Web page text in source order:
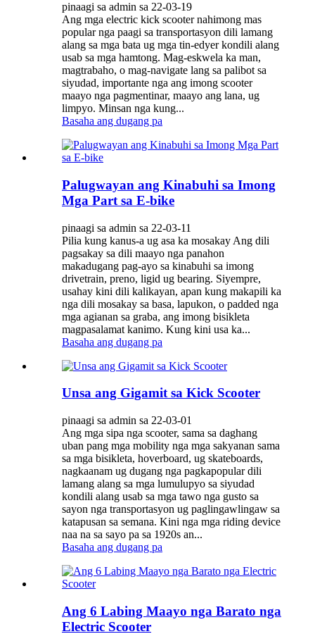
pinaagi sa admin sa 22-03-19
Ang mga electric kick scooter nahimong mas
popular nga paagi sa transportasyon dili lamang
alang sa mga bata ug mga tin-edyer kondili alang
usab sa mga hamtong. Mag-eskwela ka man,
magtrabaho, o mag-navigate lang sa palibot sa
siyudad, importante nga ang imong scooter
maayo nga pagmentinar, maayo ang lana, ug
limpyo. Minsan nga kung...
Basaha ang dugang pa
Palugwayan ang Kinabuhi sa Imong
Mga Part sa E-bike
pinaagi sa admin sa 22-03-11
Pilia kung kanus-a ug asa ka mosakay Ang dili
pagsakay sa dili maayo nga panahon
makadugang pag-ayo sa kinabuhi sa imong
drivetrain, preno, ligid ug bearing. Siyempre,
usahay kini dili kalikayan, apan kung makapili ka
nga dili mosakay sa basa, lapukon, o padded nga
mga agianan sa graba, ang imong bisikleta
magpasalamat kanimo. Kung kini usa ka...
Basaha ang dugang pa
Unsa ang Gigamit sa Kick Scooter
pinaagi sa admin sa 22-03-01
Ang mga sipa nga scooter, sama sa daghang
uban pang mga mobility nga mga sakyanan sama
sa mga bisikleta, hoverboard, ug skateboards,
nagkaanam ug dugang nga pagkapopular dili
lamang alang sa mga lumulupyo sa siyudad
kondili alang usab sa mga tawo nga gusto sa
sayon ​​nga transportasyon ug paglingawlingaw sa
katapusan sa semana. Kini nga mga riding device
naa na sa sayo pa sa 1920s an...
Basaha ang dugang pa
Ang 6 Labing Maayo nga Barato nga
Electric Scooter